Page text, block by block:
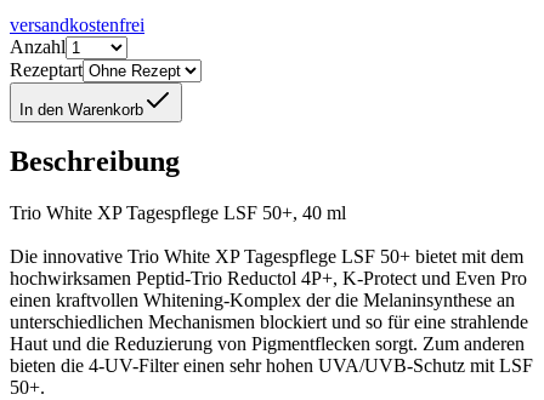
versandkostenfrei
Anzahl
Rezeptart
In den Warenkorb
Beschreibung
Trio White XP Tagespflege LSF 50+, 40 ml
Die innovative Trio White XP Tagespflege LSF 50+ bietet mit dem
hochwirksamen Peptid-Trio Reductol 4P+, K-Protect und Even Pro
einen kraftvollen Whitening-Komplex der die Melaninsynthese an
unterschiedlichen Mechanismen blockiert und so für eine strahlende
Haut und die Reduzierung von Pigmentflecken sorgt. Zum anderen
bieten die 4-UV-Filter einen sehr hohen UVA/UVB-Schutz mit LSF
50+.